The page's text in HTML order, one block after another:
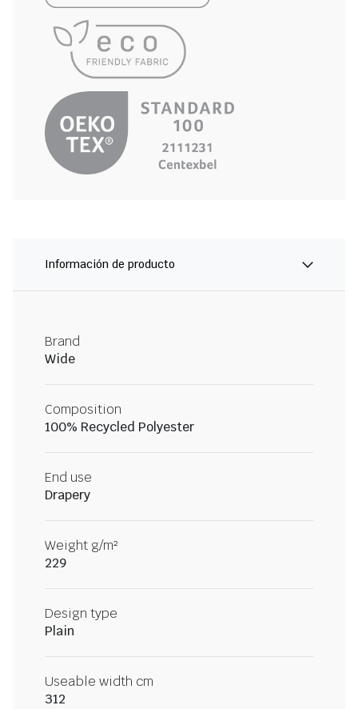
Información de producto
Brand
Wide
Composition
100% Recycled Polyester
End use
Drapery
Weight g/m²
229
Design type
Plain
Useable width cm
312